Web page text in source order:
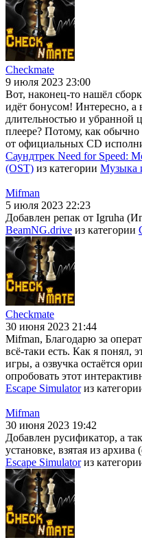
Checkmate
9 июля 2023 23:00
Вот, наконец-то нашёл
идёт бонусом! Интересно, а
длительностью и убранной
плеере? Потому, как обычно
от официальных CD
Саундтрек Need for Speed:
(OST) из категории Музыка
Mifman
5 июля 2023 22:23
Добавлен репак от Igruha
BeamNG.drive из категории
Checkmate
30 июня 2023 21:44
Mifman, Благодарю за
всё-таки есть. Как я понял,
игры, а озвучка остаётся
опробовать этот
Escape Simulatorиз
Mifman
30 июня 2023 19:42
Добавлен русификатор, а
установке, взятая из архива
Escape Simulatorиз